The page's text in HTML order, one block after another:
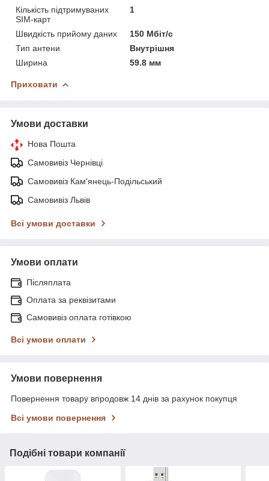
Кількість підтримуваних
SIM-карт
1
Швидкість прийому даних
150 Мбіт/с
Тип антени
Внутрішня
Ширина
59.8 мм
Приховати
Умови доставки
Нова Пошта
Самовивіз Чернівці
Самовивіз Кам'янець-Подільський
Самовивіз Львів
Всі умови доставки
Умови оплати
Післяплата
Оплата за реквізитами
Самовивіз оплата готівкою
Всі умови оплати
Умови повернення
Повернення товару впродовж 14 днів за рахунок покупця
Всі умови повернення
Подібні товари компанії